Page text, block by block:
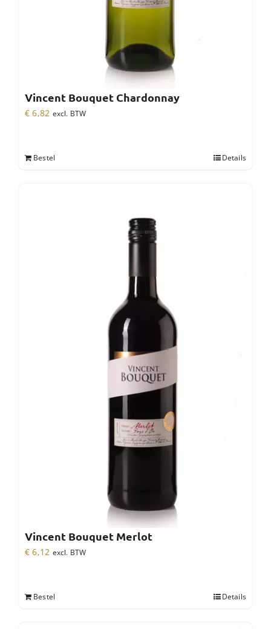
Vincent Bouquet Chardonnay
€ 6,82 excl. BTW
Bestel Details
Vincent Bouquet Merlot
€ 6,12 excl. BTW
Bestel Details